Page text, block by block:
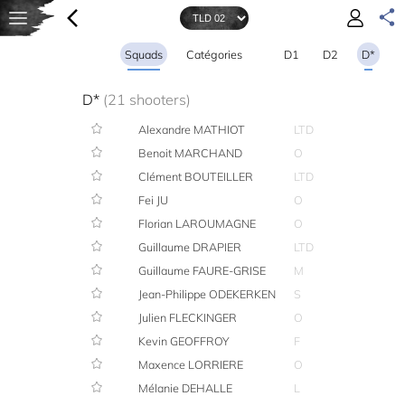
Squads Catégories D1 D2 D*
D* (21 shooters)
Alexandre MATHIOT
LTD
Benoit MARCHAND
O
Clément BOUTEILLER
LTD
Fei JU
O
Florian LAROUMAGNE
O
Guillaume DRAPIER
LTD
Guillaume FAURE-GRISE
M
Jean-Philippe ODEKERKEN
S
Julien FLECKINGER
O
Kevin GEOFFROY
F
Maxence LORRIERE
O
Mélanie DEHALLE
L